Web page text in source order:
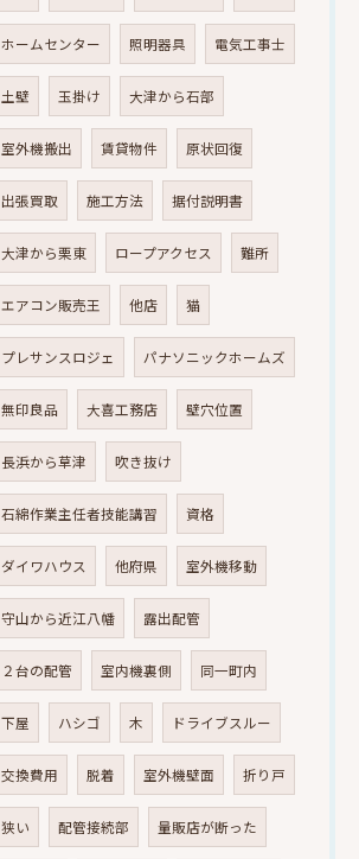
ホームセンター 照明器具 電気工事士
土壁 玉掛け 大津から石部
室外機搬出 賃貸物件 原状回復
出張買取 施工方法 据付説明書
大津から栗東 ロープアクセス 難所
エアコン販売王 他店 猫
プレサンスロジェ パナソニックホームズ
無印良品 大喜工務店 壁穴位置
長浜から草津 吹き抜け
石綿作業主任者技能講習 資格
ダイワハウス 他府県 室外機移動
守山から近江八幡 露出配管
２台の配管 室内機裏側 同一町内
下屋 ハシゴ 木 ドライブスルー
交換費用 脱着 室外機壁面 折り戸
狭い 配管接続部 量販店が断った